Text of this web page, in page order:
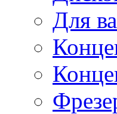
Для